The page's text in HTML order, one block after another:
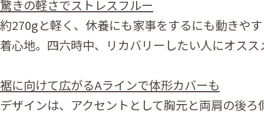
驚きの軽さでストレスフルー
約270gと軽く、休養にも家事をするにも動きや
着心地。四六時中、リカバリーしたい人にオスス
裾に向けて広がるAラインで体形カバーも
デザインは、アクセントとして胸元と両肩の後